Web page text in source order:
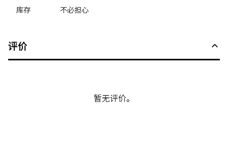
库存
不必担心
评价
暂无评价。